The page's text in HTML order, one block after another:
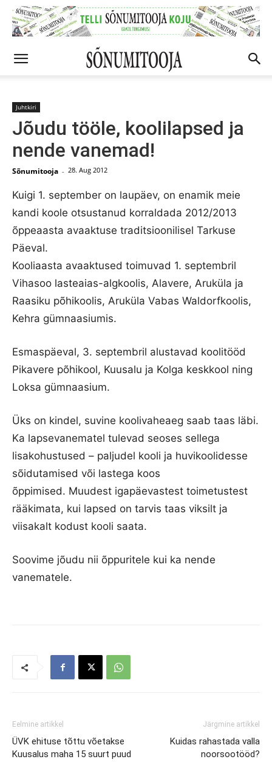
Juhtkiri
Jõudu tööle, koolilapsed ja
nende vanemad!
Sõnumitooja - 28. Aug 2012
Kuigi 1. september on laupäev, on enamik meie
kandi koole otsustanud korraldada 2012/2013
õppeaasta avaaktuse traditsioonilisel Tarkuse
Päeval.
Kooliaasta avaaktused toimuvad 1. septembril
Vihasoo lasteaias-algkoolis, Alavere, Aruküla ja
Raasiku põhikoolis, Aruküla Vabas Waldorfkoolis,
Kehra gümnaasiumis.
Esmaspäeval, 3. septembril alustavad koolitööd
Pikavere põhikool, Kuusalu ja Kolga keskkool ning
Loksa gümnaasium.
Üks on kindel, suvine koolivaheaeg saab taas läbi.
Ka lapsevanematel tulevad seoses sellega
lisakohustused – paljudel kooli ja huvikoolidesse
sõidutamised või lastega koos
õppimised. Muudest igapäevastest toimetustest
rääkimata, kui lapsed on tarvis taas viksilt ja
viisakalt kodust kooli saata.
Soovime jõudu nii õppuritele kui ka nende
vanematele.
Eelmine artikkel
ÜVK ehituse tõttu võetakse
Kuusalus maha 15 suurt puud
Järgmine artikkel
Kuidas rahastada valla
noorsootööd?